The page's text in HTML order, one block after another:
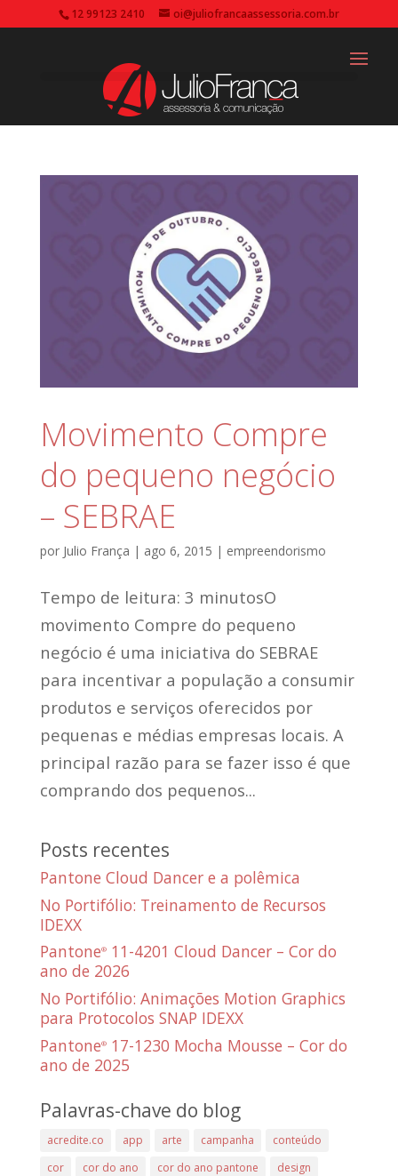
12 99123 2410 oi@juliofrancaassessoria.com.br
Movimento Compre
do pequeno negócio
– SEBRAE
por Julio França | ago 6, 2015 | empreendorismo
Tempo de leitura: 3 minutosO
movimento Compre do pequeno
negócio é uma iniciativa do SEBRAE
para incentivar a população a consumir
produtos e serviços oferecidos por
pequenas e médias empresas locais. A
principal razão para se fazer isso é que
comprando dos pequenos...
Posts recentes
Pantone Cloud Dancer e a polêmica
No Portifólio: Treinamento de Recursos
IDEXX
Pantone®11-4201 Cloud Dancer – Cor do
ano de 2026
No Portifólio: Animações Motion Graphics
para Protocolos SNAP IDEXX
Pantone®17-1230 Mocha Mousse – Cor do
ano de 2025
Palavras-chave do blog
acredite.co app arte campanha
conteúdo
cor
cor do ano cor do ano pantone
design